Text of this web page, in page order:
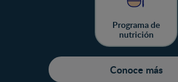
Programa de
nutrición
Conoce más